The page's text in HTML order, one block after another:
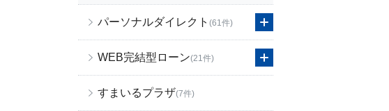
パーソナルダイレクト (61件)
WEB完結型ローン(21件)
すまいるプラザ(7件)